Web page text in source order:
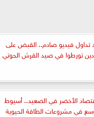
تداول فيديو صادم.. القبض على
تورطوا في صيد القرش الحوتي
الأخضر في الصعيد.. أسيوط
في مشروعات الطاقة الحيوية